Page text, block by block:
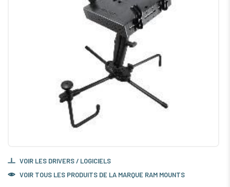
VOIR LES DRIVERS / LOGICIELS
VOIR TOUS LES PRODUITS DE LA MARQUE RAM MOUNTS